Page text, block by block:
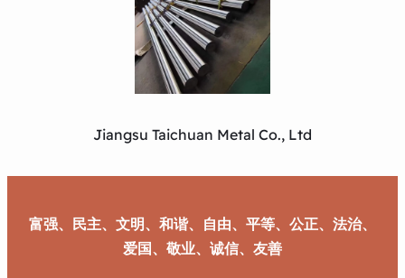
Jiangsu Taichuan Metal Co., Ltd
富强、民主、文明、和谐、自由、平等、公正、法治、
爱国、敬业、诚信、友善